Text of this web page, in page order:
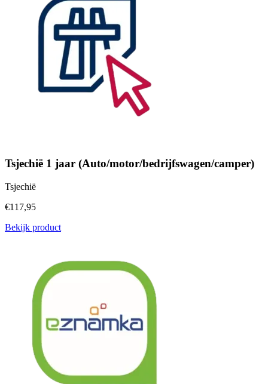
Tsjechië 1 jaar (Auto/motor/bedrijfswagen/camper)
Tsjechië
€117,95
Bekijk product